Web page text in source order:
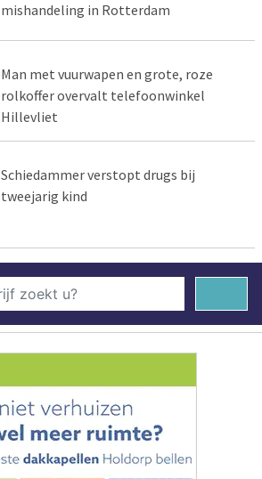
mishandeling in Rotterdam
Man met vuurwapen en grote, roze
rolkoffer overvalt telefoonwinkel
Hillevliet
Schiedammer verstopt drugs bij
tweejarig kind